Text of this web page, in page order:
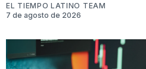
EL TIEMPO LATINO TEAM
7 de agosto de 2026